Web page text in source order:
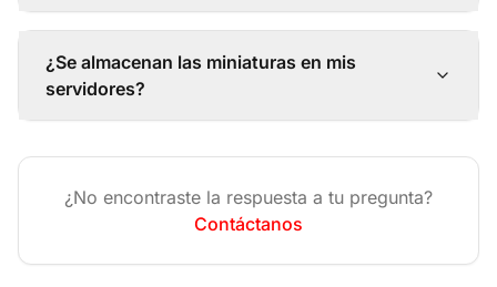
¿Se almacenan las miniaturas en mis
servidores?
¿No encontraste la respuesta a tu pregunta?
Contáctanos